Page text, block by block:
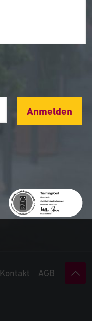
Anmelden
Kontakt AGB